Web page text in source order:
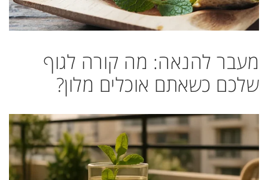
מעבר להנאה: מה קורה לגוף
שלכם כשאתם אוכלים מלון?